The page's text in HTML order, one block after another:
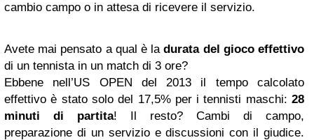
cambio campo o in attesa di ricevere il servizio.
Avete mai pensato a qual è ladurata del gioco effettivo
di un tennista in un match di 3 ore?
Ebbene nell’US OPEN del 2013 il tempo calcolato
effettivo è stato solo del 17,5% per i tennisti maschi: 28
minuti di partita! Il resto? Cambi di campo,
preparazione di un servizio e discussioni con il giudice.